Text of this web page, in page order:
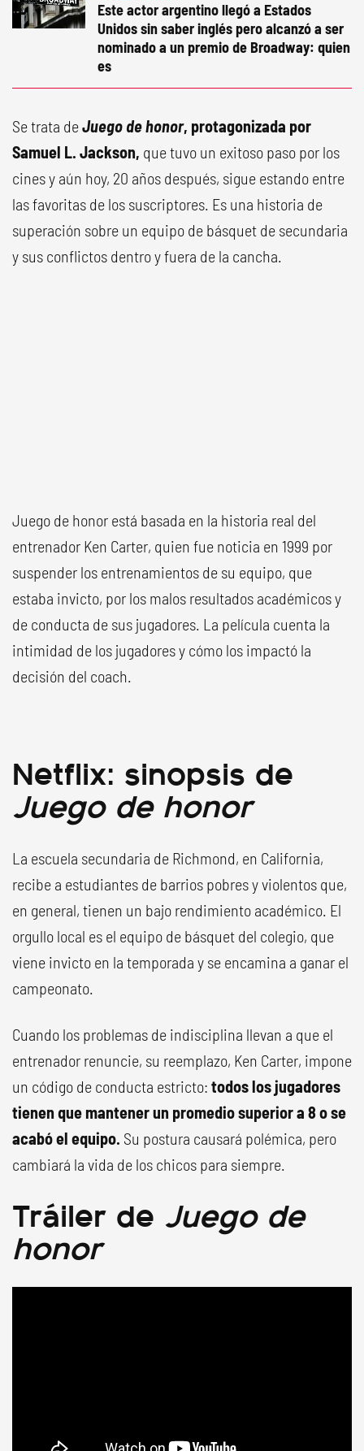
Este actor argentino llegó a Estados
Unidos sin saber inglés pero alcanzó a ser
nominado a un premio de Broadway: quien
es
Se trata deJuego de honor, protagonizada por
Samuel L. Jackson, que tuvo un exitoso paso por los
cines y aún hoy, 20 años después, sigue estando entre
las favoritas de los suscriptores. Es una historia de
superación sobre un equipo de básquet de secundaria
y sus conflictos dentro y fuera de la cancha.
Juego de honor está basada en la historia real del
entrenador Ken Carter, quien fue noticia en 1999 por
suspender los entrenamientos de su equipo, que
estaba invicto, por los malos resultados académicos y
de conducta de sus jugadores. La película cuenta la
intimidad de los jugadores y cómo los impactó la
decisión del coach.
Netflix: sinopsis de
Juego de honor
La escuela secundaria de Richmond, en California,
recibe a estudiantes de barrios pobres y violentos que,
en general, tienen un bajo rendimiento académico. El
orgullo local es el equipo de básquet del colegio, que
viene invicto en la temporada y se encamina a ganar el
campeonato.
Cuando los problemas de indisciplina llevan a que el
entrenador renuncie, su reemplazo, Ken Carter, impone
un código de conducta estricto: todos los jugadores
tienen que mantener un promedio superior a 8 o se
acabó el equipo. Su postura causará polémica, pero
cambiará la vida de los chicos para siempre.
Tráiler de Juego de
honor